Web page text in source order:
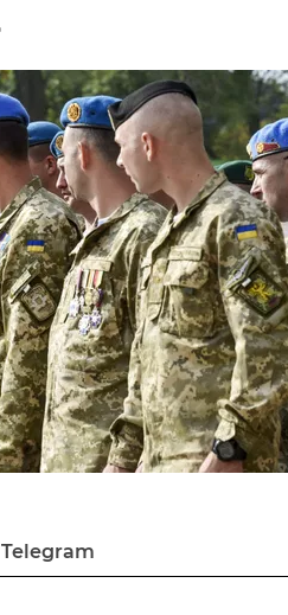
Telegram